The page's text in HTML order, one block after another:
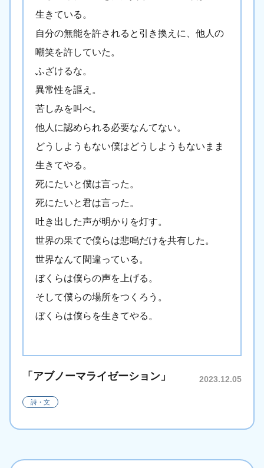
生きている。
自分の無能を許されると引き換えに、他人の
嘲笑を許していた。
ふざけるな。
異常性を謳え。
苦しみを叫べ。
他人に認められる必要なんてない。
どうしようもない僕はどうしようもないまま
生きてやる。
死にたいと僕は言った。
死にたいと君は言った。
吐き出した声が明かりを灯す。
世界の果てで僕らは悲鳴だけを共有した。
世界なんて間違っている。
ぼくらは僕らの声を上げる。
そして僕らの場所をつくろう。
ぼくらは僕らを生きてやる。
「アブノーマライゼーション」 2023.12.05
詩・文